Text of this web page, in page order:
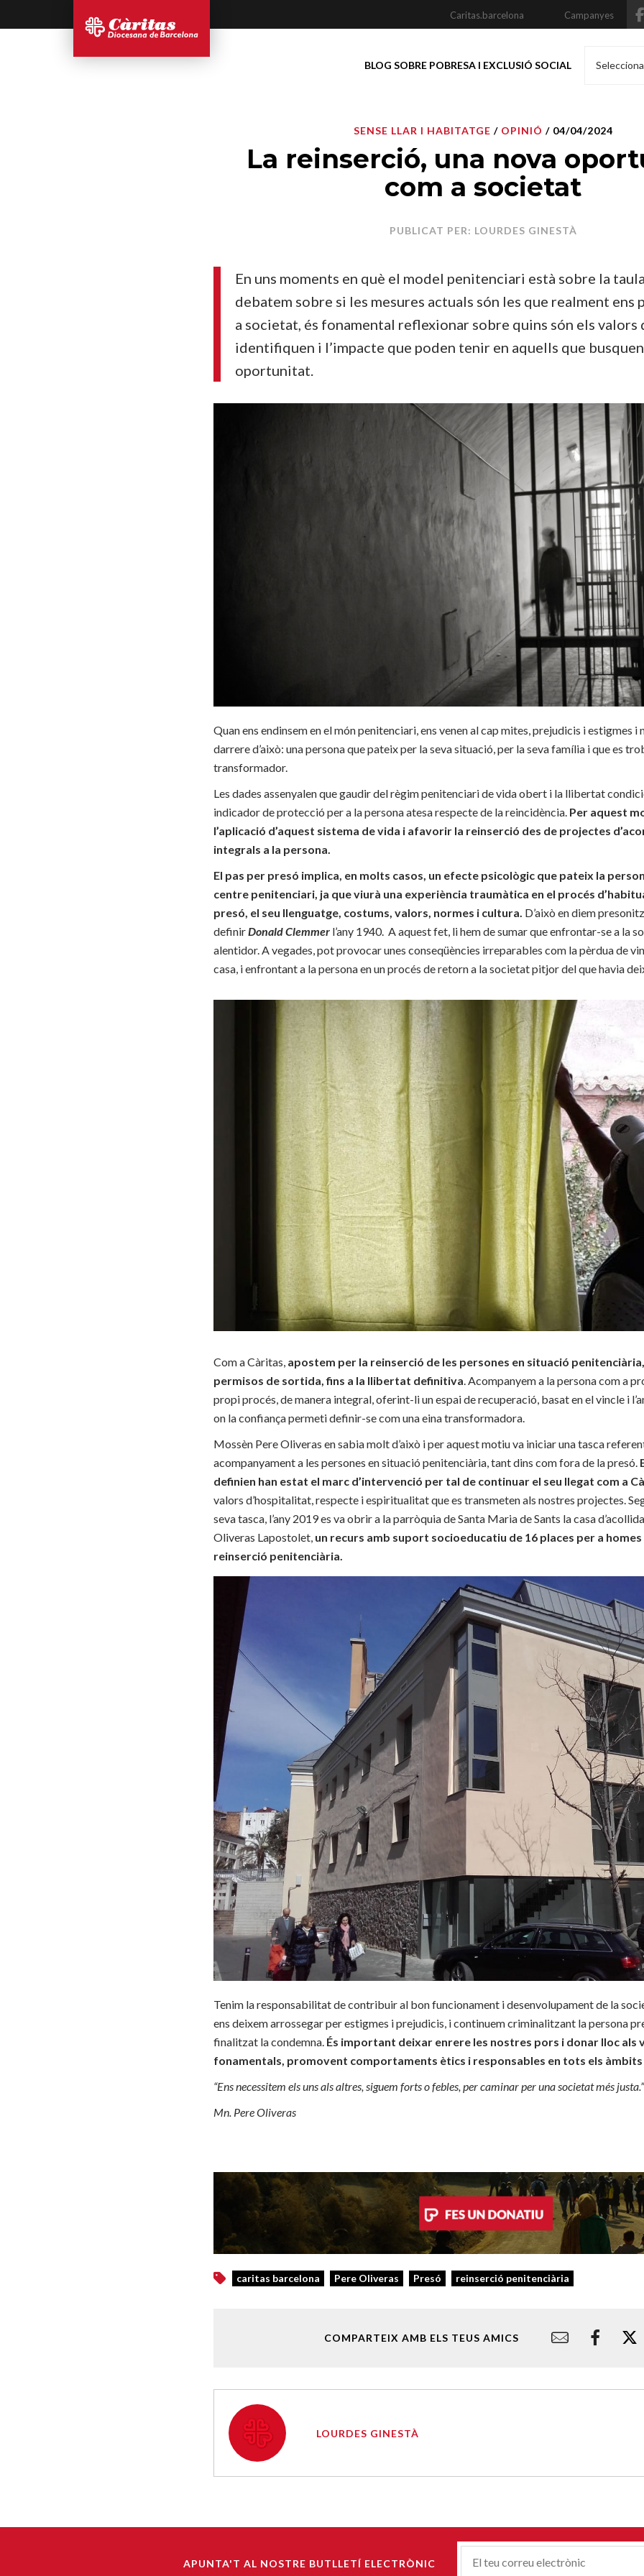
Caritas.barcelona Campanyes
BLOG SOBRE POBRESA I EXCLUSIÓ SOCIAL
SENSE LLAR I HABITATGE / OPINIÓ / 04/04/2024
La reinserció, una nova
com a societat
PUBLICAT PER: LOURDES GINESTÀ
En uns moments en què el model penitenciari està sobre la
debatem sobre si les mesures actuals són les que realment ens
a societat, és fonamental reflexionar sobre quins són els valors
identifiquen i l’impacte que poden tenir en aquells que
oportunitat.
Quan ens endinsem en el món penitenciari, ens venen al cap mites, prejudicis i estigmes i
darrere d’això: una persona que pateix per la seva situació, per la seva família i que es
transformador.
Les dades assenyalen que gaudir del règim penitenciari de vida obert i la llibertat
indicador de protecció per a la persona atesa respecte de la reincidència. Per aquest
l’aplicació d’aquest sistema de vida i afavorir la reinserció des de projectes
integrals a la persona.
El pas per presó implica, en molts casos, un efecte psicològic que pateix la
centre penitenciari, ja que viurà una experiència traumàtica en el procés
presó, el seu llenguatge, costums, valors, normes i cultura. D’això en diem
definirDonald Clemmer l’any 1940. A aquest fet, li hem de sumar que enfrontar-se a la
alentidor. A vegades, pot provocar unes conseqüències irreparables com la pèrdua de
casa, i enfrontant a la persona en un procés de retorn a la societat pitjor del que havia
Com a Càritas, apostem per la reinserció de les persones en situació penitenciària,
permisos de sortida, fins a la llibertat definitiva. Acompanyem a la persona com a
propi procés, de manera integral, oferint-li un espai de recuperació, basat en el vincle i
on la confiança permeti definir-se com una eina transformadora.
Mossèn Pere Oliveras en sabia molt d’això i per aquest motiu va iniciar una tasca
acompanyament a les persones en situació penitenciària, tant dins com fora de la presó.
definien han estat el marc d’intervenció per tal de continuar el seu llegat com a
valors d’hospitalitat, respecte i espiritualitat que es transmeten als nostres projectes.
seva tasca, l’any 2019 es va obrir a la parròquia de Santa Maria de Sants la casa
Oliveras Lapostolet, un recurs amb suport socioeducatiu de 16 places per a
reinserció penitenciària.
Tenim la responsabilitat de contribuir al bon funcionament i desenvolupament de la
ens deixem arrossegar per estigmes i prejudicis, i continuem criminalitzant la persona
finalitzat la condemna. És important deixar enrere les nostres pors i donar lloc als
fonamentals, promovent comportaments ètics i responsables en tots els àmbits
“Ens necessitem els uns als altres, siguem forts o febles, per caminar per una societat més justa.”
Mn. Pere Oliveras
caritas barcelona Pere Oliveras Presó reinserció penitenciària
COMPARTEIX AMB ELS TEUS AMICS
LOURDES GINESTÀ
APUNTA'T AL NOSTRE BUTLLETÍ ELECTRÒNIC
Correu-